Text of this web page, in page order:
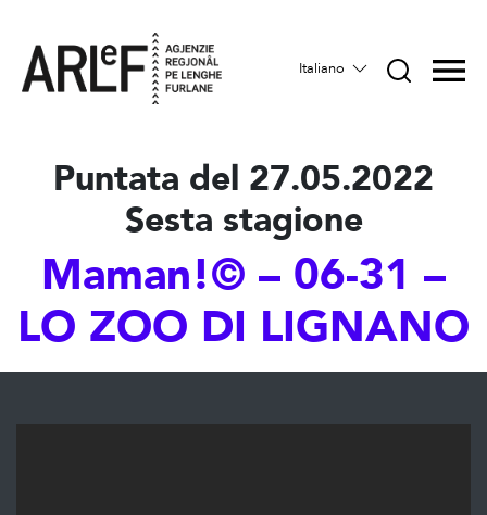
Italiano
Puntata del 27.05.2022
Sesta stagione
Maman!© – 06-31 –
LO ZOO DI LIGNANO